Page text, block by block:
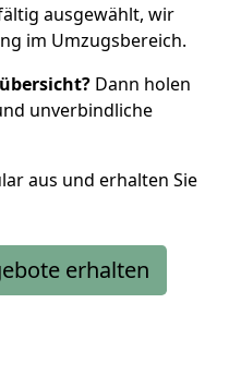
ausgewählt, wir
im Umzugsbereich.
Dann holen
unverbindliche
aus und erhalten Sie
erhalten